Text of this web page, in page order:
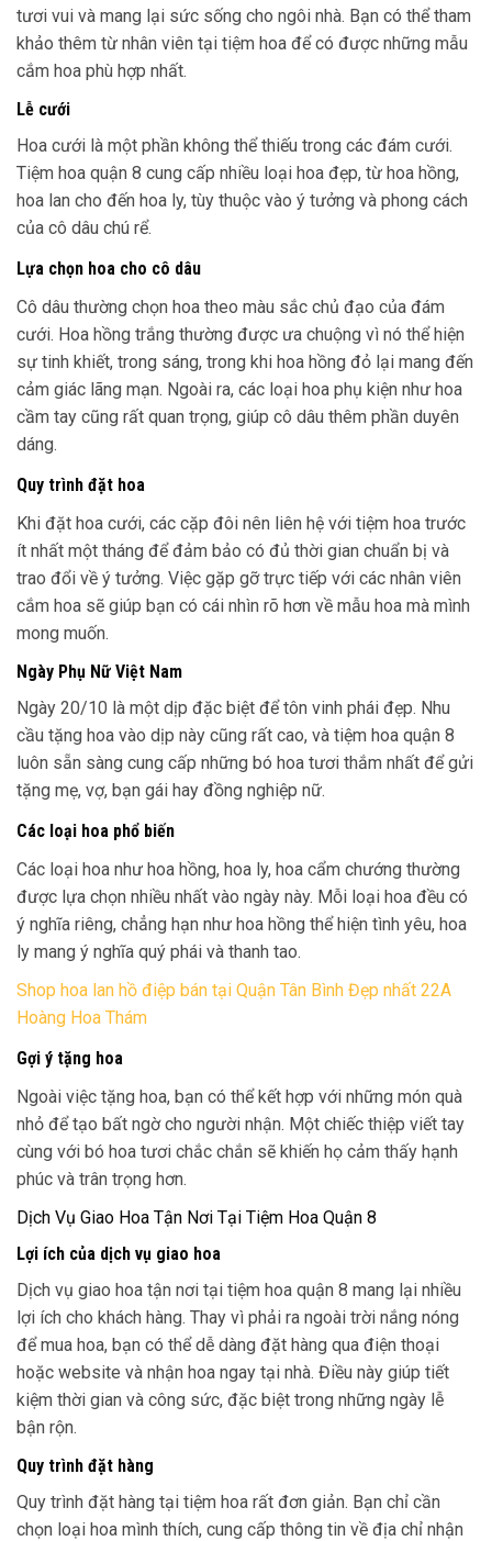
tươi vui và mang lại sức sống cho ngôi nhà. Bạn có thể tham
khảo thêm từ nhân viên tại tiệm hoa để có được những mẫu
cắm hoa phù hợp nhất.
Lễ cưới
Hoa cưới là một phần không thể thiếu trong các đám cưới.
Tiệm hoa quận 8 cung cấp nhiều loại hoa đẹp, từ hoa hồng,
hoa lan cho đến hoa ly, tùy thuộc vào ý tưởng và phong cách
của cô dâu chú rể.
Lựa chọn hoa cho cô dâu
Cô dâu thường chọn hoa theo màu sắc chủ đạo của đám
cưới. Hoa hồng trắng thường được ưa chuộng vì nó thể hiện
sự tinh khiết, trong sáng, trong khi hoa hồng đỏ lại mang đến
cảm giác lãng mạn. Ngoài ra, các loại hoa phụ kiện như hoa
cầm tay cũng rất quan trọng, giúp cô dâu thêm phần duyên
dáng.
Quy trình đặt hoa
Khi đặt hoa cưới, các cặp đôi nên liên hệ với tiệm hoa trước
ít nhất một tháng để đảm bảo có đủ thời gian chuẩn bị và
trao đổi về ý tưởng. Việc gặp gỡ trực tiếp với các nhân viên
cắm hoa sẽ giúp bạn có cái nhìn rõ hơn về mẫu hoa mà mình
mong muốn.
Ngày Phụ Nữ Việt Nam
Ngày 20/10 là một dịp đặc biệt để tôn vinh phái đẹp. Nhu
cầu tặng hoa vào dịp này cũng rất cao, và tiệm hoa quận 8
luôn sẵn sàng cung cấp những bó hoa tươi thắm nhất để gửi
tặng mẹ, vợ, bạn gái hay đồng nghiệp nữ.
Các loại hoa phổ biến
Các loại hoa như hoa hồng, hoa ly, hoa cẩm chướng thường
được lựa chọn nhiều nhất vào ngày này. Mỗi loại hoa đều có
ý nghĩa riêng, chẳng hạn như hoa hồng thể hiện tình yêu, hoa
ly mang ý nghĩa quý phái và thanh tao.
Shop hoa lan hồ điệp bán tại Quận Tân Bình Đẹp nhất 22A
Hoàng Hoa Thám
Gợi ý tặng hoa
Ngoài việc tặng hoa, bạn có thể kết hợp với những món quà
nhỏ để tạo bất ngờ cho người nhận. Một chiếc thiệp viết tay
cùng với bó hoa tươi chắc chắn sẽ khiến họ cảm thấy hạnh
phúc và trân trọng hơn.
Dịch Vụ Giao Hoa Tận Nơi Tại Tiệm Hoa Quận 8
Lợi ích của dịch vụ giao hoa
Dịch vụ giao hoa tận nơi tại tiệm hoa quận 8 mang lại nhiều
lợi ích cho khách hàng. Thay vì phải ra ngoài trời nắng nóng
để mua hoa, bạn có thể dễ dàng đặt hàng qua điện thoại
hoặc website và nhận hoa ngay tại nhà. Điều này giúp tiết
kiệm thời gian và công sức, đặc biệt trong những ngày lễ
bận rộn.
Quy trình đặt hàng
Quy trình đặt hàng tại tiệm hoa rất đơn giản. Bạn chỉ cần
chọn loại hoa mình thích, cung cấp thông tin về địa chỉ nhận